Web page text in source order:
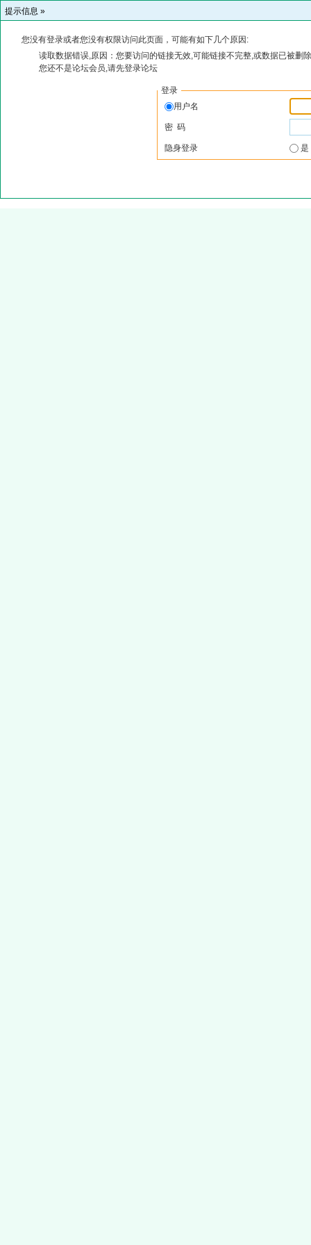
提示信息 »
您没有登录或者您没有权限访问此页面，可能有如下几个原因:
读取数据错误,原因：您要访问的链接无效,可能链接不完整,或数据已被删
您还不是论坛会员,请先登录论坛
登录
用户名
密 码
隐身登录